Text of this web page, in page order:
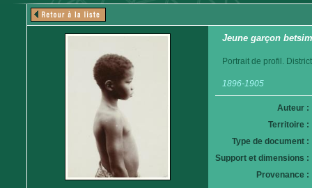
Jeune garçon
Portrait de profil.
1896-1905
Auteur :
Territoire :
Type de document :
Support et dimensions :
Provenance :